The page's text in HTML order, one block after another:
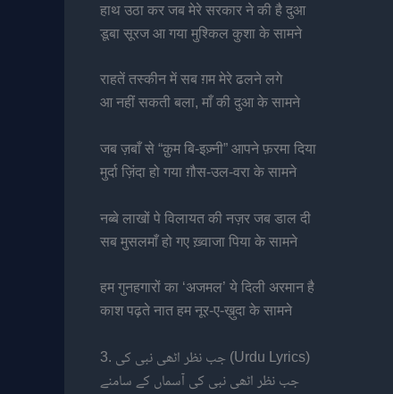
हाथ उठा कर जब मेरे सरकार ने की है दुआ
डूबा सूरज आ गया मुश्किल कुशा के सामने
राहतें तस्कीन में सब ग़म मेरे ढलने लगे
आ नहीं सकती बला, माँ की दुआ के सामने
जब ज़बाँ से “क़ुम बि-इज़्नी” आपने फ़रमा दिया
मुर्दा ज़िंदा हो गया ग़ौस-उल-वरा के सामने
नब्बे लाखों पे विलायत की नज़र जब डाल दी
सब मुसलमाँ हो गए ख़्वाजा पिया के सामने
हम गुनहगारों का ‘अजमल’ ये दिली अरमान है
काश पढ़ते नात हम नूर-ए-ख़ुदा के सामने
3. جب نظر اٹھی نبی کی (Urdu Lyrics)
جب نظر اٹھی نبی کی آسماں کے سامنے